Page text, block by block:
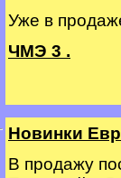
Уже в
ЧМЭ 3 .
Новинки
В продажу